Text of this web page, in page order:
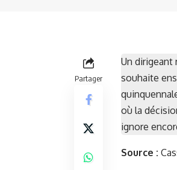
Partager
Un dirigeant
souhaite
où la
ignore
Source :